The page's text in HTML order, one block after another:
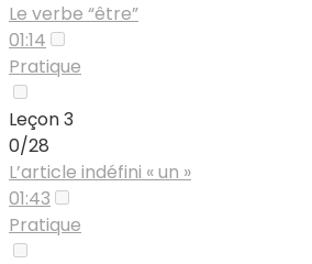
Le verbe “être”
01:14
Pratique
Leçon 3
0/28
L’article indéfini « un »
01:43
Pratique